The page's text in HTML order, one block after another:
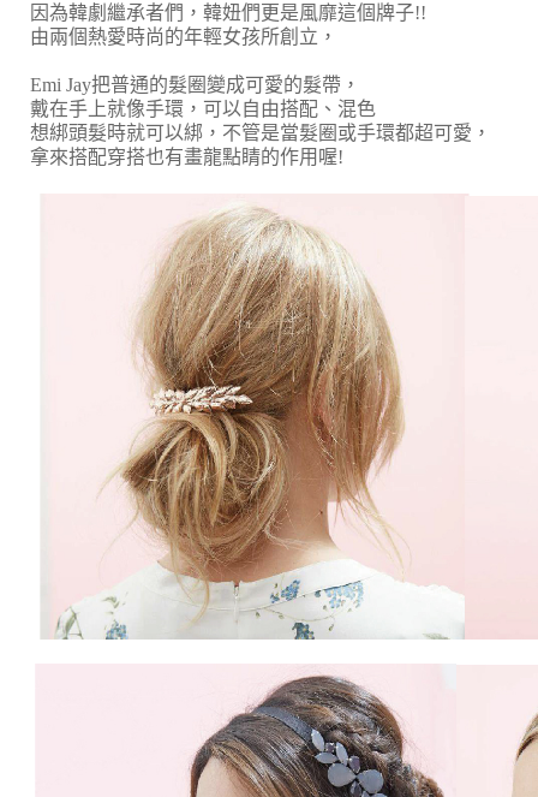
因為韓劇繼承者們，韓妞們更是風靡這個牌子!!
由兩個熱愛時尚的年輕女孩所創立，
Emi Jay把普通的髮圈變成可愛的髮帶，
戴在手上就像手環，可以自由搭配、混色
想綁頭髮時就可以綁，不管是當髮圈或手環都超可愛，
拿來搭配穿搭也有畫龍點睛的作用喔!